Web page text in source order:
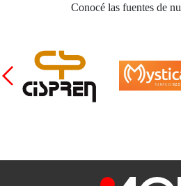
Conocé las fuentes de